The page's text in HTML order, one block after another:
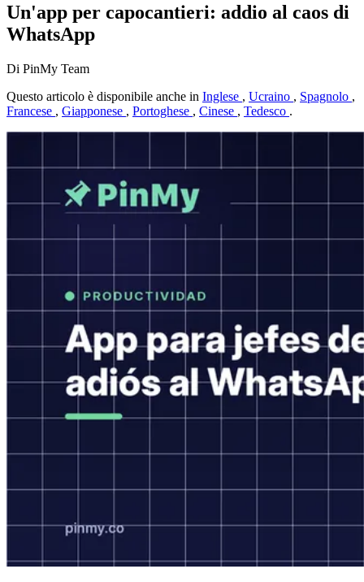
Un'app per capocantieri: addio al caos di
WhatsApp
Di PinMy Team
Questo articolo è disponibile anche in Inglese , Ucraino , Spagnolo ,
Francese , Giapponese , Portoghese , Cinese , Tedesco .